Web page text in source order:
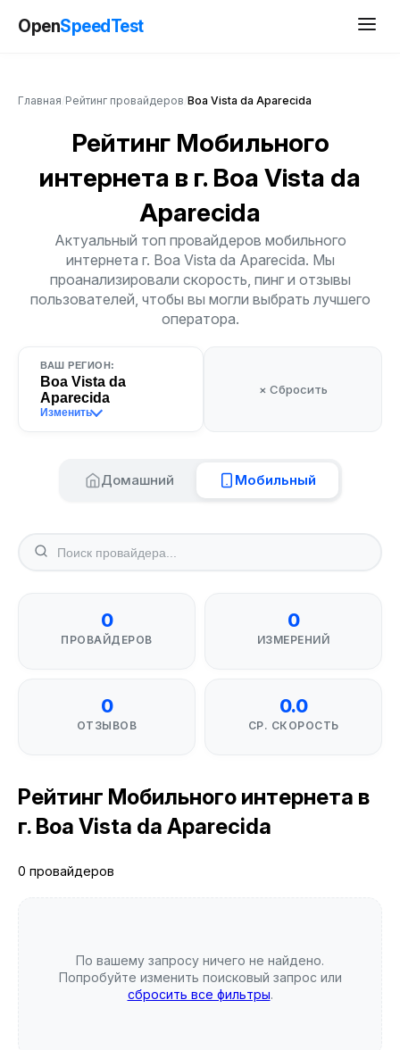
OpenSpeedTest
Главная Рейтинг провайдеров Boa Vista da Aparecida
Рейтинг Мобильного
интернета в г. Boa Vista da
Aparecida
Актуальный топ провайдеров мобильного
интернета г. Boa Vista da Aparecida. Мы
проанализировали скорость, пинг и отзывы
пользователей, чтобы вы могли выбрать лучшего
оператора.
ВАШ РЕГИОН:
Boa Vista da
Aparecida
Изменить
× Сбросить
Домашний Мобильный
0
ПРОВАЙДЕРОВ
0
ИЗМЕРЕНИЙ
0
ОТЗЫВОВ
0.0
СР. СКОРОСТЬ
Рейтинг Мобильного интернета в
г. Boa Vista da Aparecida
0 провайдеров
По вашему запросу ничего не найдено.
Попробуйте изменить поисковый запрос или
сбросить все фильтры.